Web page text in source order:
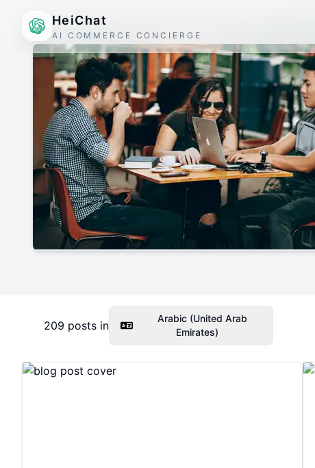
HeiChat
AI COMMERCE CONCIERGE
209 posts in
Arabic (United Arab
Emirates)